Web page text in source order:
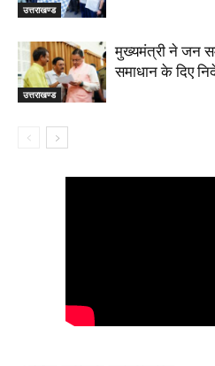
उत्तराखण्ड
उत्तराखण्ड
मुख्यमंत्री ने जन
समाधान के दिए